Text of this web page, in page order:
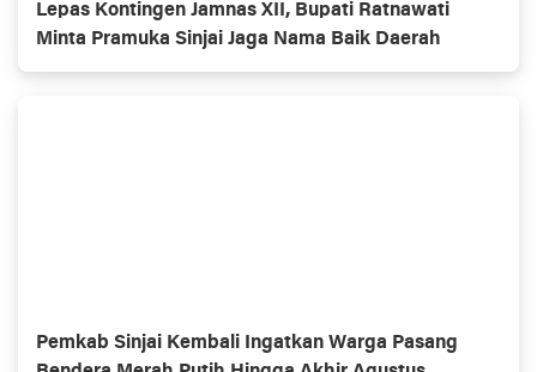
Lepas Kontingen Jamnas XII, Bupati Ratnawati
Minta Pramuka Sinjai Jaga Nama Baik Daerah
Pemkab Sinjai Kembali Ingatkan Warga Pasang